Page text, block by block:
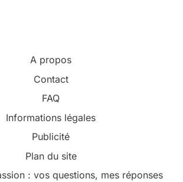
A propos
Contact
FAQ
Informations légales
Publicité
Plan du site
: vos questions, mes réponses